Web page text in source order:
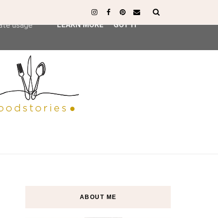
ABOUT ME
agent
usage
LEARN MORE GOT IT